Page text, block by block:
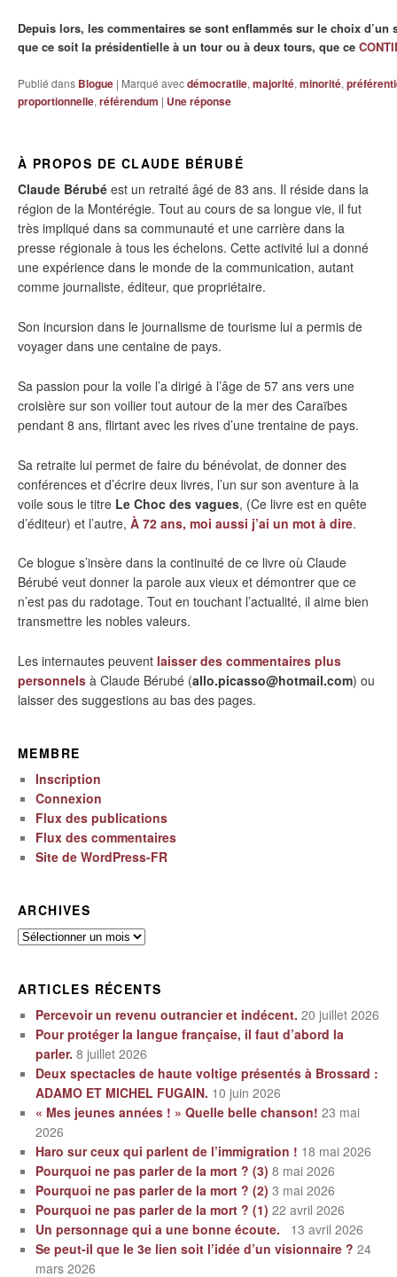
Depuis lors, les commentaires se sont enflammés sur le choix
que ce soit la présidentielle à un tour ou à deux tours, que ce
Publié dans Blogue | Marqué avecdémocratiie, majorité, minorité,
proportionnelle, référendum | Uneréponse
À PROPOS DE CLAUDE BÉRUBÉ
Claude Bérubé est un retraité âgé de 83 ans. Il réside dans la
région de la Montérégie. Tout au cours de sa longue vie, il fut
très impliqué dans sa communauté et une carrière dans la
presse régionale à tous les échelons. Cette activité lui a donné
une expérience dans le monde de la communication, autant
comme journaliste, éditeur, que propriétaire.
Son incursion dans le journalisme de tourisme lui a permis de
voyager dans une centaine de pays.
Sa passion pour la voile l’a dirigé à l’âge de 57 ans vers une
croisière sur son voilier tout autour de la mer des Caraïbes
pendant 8 ans, flirtant avec les rives d’une trentaine de pays.
Sa retraite lui permet de faire du bénévolat, de donner des
conférences et d’écrire deux livres, l’un sur son aventure à la
voile sous le titre Le Choc des vagues, (Ce livre est en quête
d’éditeur) et l’autre, À 72 ans, moi aussi j’ai un mot à dire.
Ce blogue s’insère dans la continuité de ce livre où Claude
Bérubé veut donner la parole aux vieux et démontrer que ce
n’est pas du radotage. Tout en touchant l’actualité, il aime bien
transmettre les nobles valeurs.
Les internautes peuvent laisser des commentaires plus
personnels à Claude Bérubé (allo.picasso@hotmail.com) ou
laisser des suggestions au bas des pages.
MEMBRE
Inscription
Connexion
Flux des publications
Flux des commentaires
Site de WordPress-FR
ARCHIVES
Archives
ARTICLES RÉCENTS
Percevoir un revenu outrancier et indécent. 20 juillet 2026
Pour protéger la langue française, il faut d’abord la
parler. 8 juillet 2026
Deux spectacles de haute voltige présentés à Brossard :
ADAMO ET MICHEL FUGAIN. 10 juin 2026
« Mes jeunes années ! » Quelle belle chanson! 23 mai
2026
Haro sur ceux qui parlent de l’immigration ! 18 mai 2026
Pourquoi ne pas parler de la mort ? (3) 8 mai 2026
Pourquoi ne pas parler de la mort ? (2) 3 mai 2026
Pourquoi ne pas parler de la mort ? (1) 22 avril 2026
Un personnage qui a une bonne écoute.
13 avril 2026
Se peut-il que le 3e lien soit l’idée d’un visionnaire ? 24
mars 2026